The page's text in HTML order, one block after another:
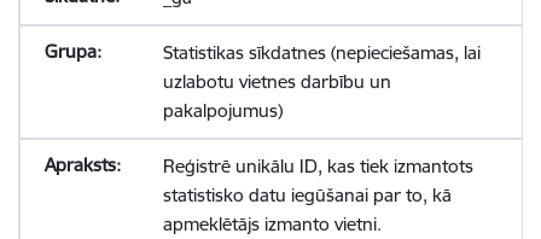
Statistikas sīkdatnes (nepieciešamas, lai
uzlabotu vietnes darbību un
pakalpojumus)
Reģistrē unikālu ID, kas tiek izmantots
statistisko datu iegūšanai par to, kā
apmeklētājs izmanto vietni.